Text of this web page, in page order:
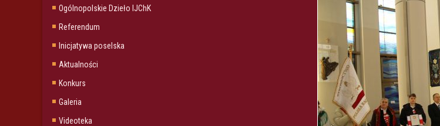
Ogólnopolskie Dzieło IJChK
Referendum
Inicjatywa poselska
Aktualności
Konkurs
Galeria
Videoteka